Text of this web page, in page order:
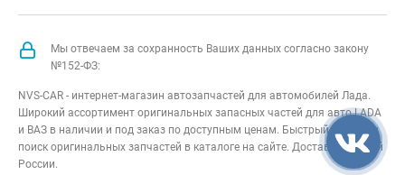
Мы отвечаем за сохранность Ваших данных согласно закону
№152-ФЗ:
NVS-CAR - интернет-магазин автозапчастей для автомобилей Лада.
Широкий ассортимент оригинальных запасных частей для авто LADA
и ВАЗ в наличии и под заказ по доступным ценам. Быстрый подбор и
поиск оригинальных запчастей в каталоге на сайте. Доставка по всей
России.